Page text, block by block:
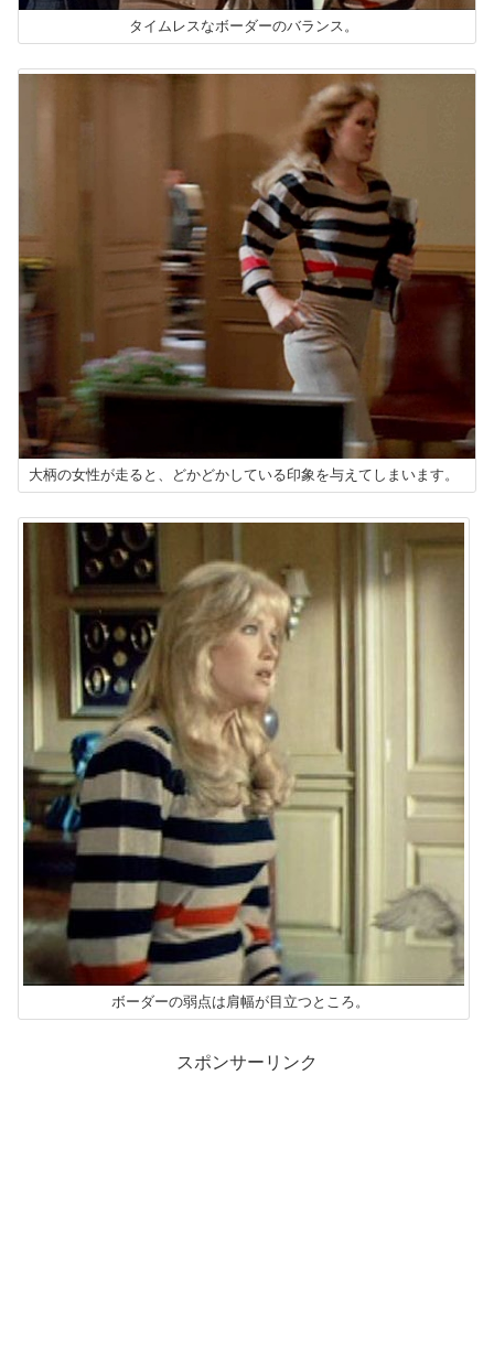
タイムレスなボーダーのバランス。
大柄の女性が走ると、どかどかしている印象を与えてしまいます。
ボーダーの弱点は肩幅が目立つところ。
スポンサーリンク